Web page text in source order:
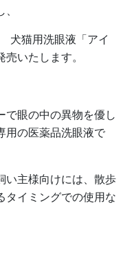
犬猫用洗眼液「アイ
いたします。
で眼の中の異物を優し
用の医薬品洗眼液で
い主様向けには、散歩
タイミングでの使用な